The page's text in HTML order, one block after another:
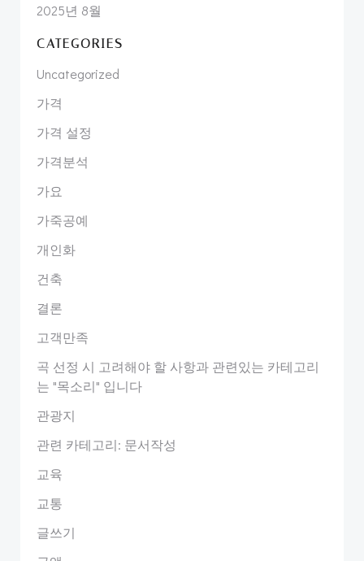
2025년 8월
CATEGORIES
Uncategorized
가격
가격 설정
가격분석
가요
가죽공예
개인화
건축
결론
고객만족
곡 선정 시 고려해야 할 사항과 관련있는 카테고리
는 "목소리" 입니다
관광지
관련 카테고리: 문서작성
교육
교통
글쓰기